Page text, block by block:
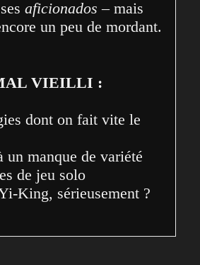
aficionados – mais
un peu de mordant.
VIEILLI :
de jeu solo
King, sérieusement ?